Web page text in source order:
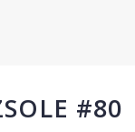
#80